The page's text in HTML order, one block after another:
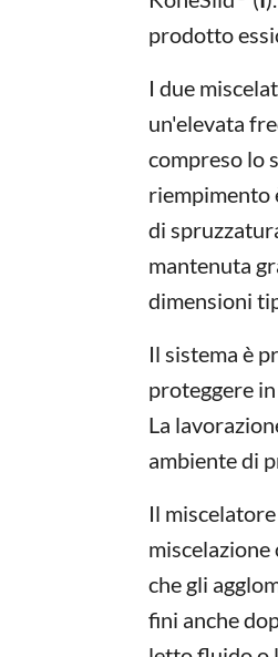
prodotto
I due
un'elevata
compreso lo
riempimento
di
mantenuta
dimensioni
Il sistema è
proteggere
La
ambiente di
Il
che gli
fini anche